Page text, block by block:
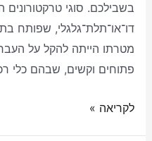
בשבילכם. סוגי
דו־או־תלת־גלגלי, שפותח
מטרתו הייתה להקל על
פתוחים וקשים, שבהם כלי
לקריאה »